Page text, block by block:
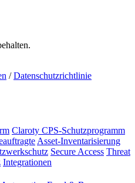
/ Datenschutzrichtlinie
Claroty CPS-Schutzprogramm
Asset-Inventarisierung
Secure Access Threat
Integrationen